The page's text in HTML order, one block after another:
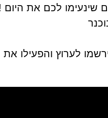
שינעימו לכם את היום
לערוץ והפעילו את